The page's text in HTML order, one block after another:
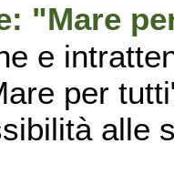
"Mare
e
per
alle